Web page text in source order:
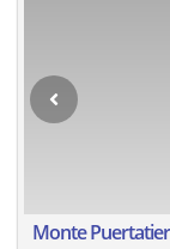
Monte